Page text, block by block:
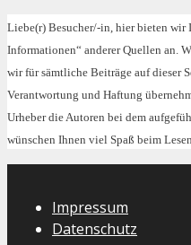
Liebe(r) Besucher/-in, hier bieten
Informationen“ anderer Quellen an.
wir für sämtliche Beiträge auf dieser
Verantwortung und Haftung
Urheber die Autoren bei dem
wünschen Ihnen viel Spaß beim
Impressum
Datenschutz